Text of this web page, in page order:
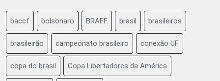
baccf bolsonaro BRAFF brasil brasileiros
brasileirão campeonato brasileiro conexão UF
copa do brasil Copa Libertadores da América